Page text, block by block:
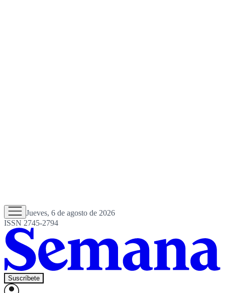
Jueves, 6 de agosto de 2026
ISSN 2745-2794
Suscríbete